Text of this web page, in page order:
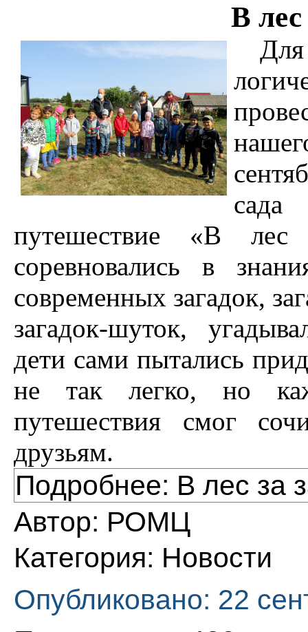
В лес
Для
сада
путешествие «В лес
соревновались в
современных загадок,
загадок-шуток,
дети сами пытались
не так легко, но
путешествия смог
друзьям.
Подробнее: В лес за
Автор: РОМЦ
Категория: Новости
Опубликовано: 22